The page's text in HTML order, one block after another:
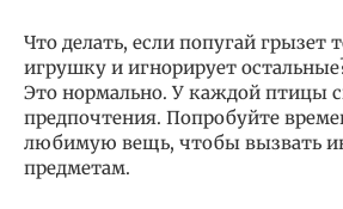
Что делать, если попугай грызет
игрушку и игнорирует
Это нормально. У каждой птицы
предпочтения. Попробуйте
любимую вещь, чтобы вызвать
предметам.